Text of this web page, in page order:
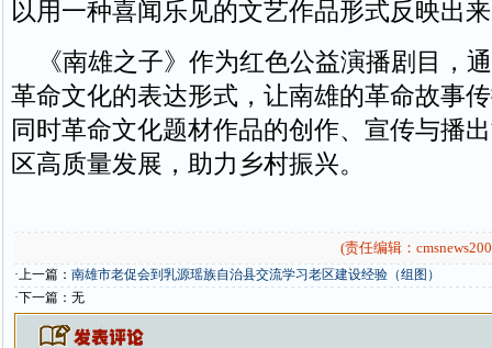
以用一种喜闻乐见的文艺作品形式反映出
《南雄之子》作为红色公益演播剧目，
革命文化的表达形式，让南雄的革命故事
同时革命文化题材作品的创作、宣传与播
区高质量发展，助力乡村振兴。
(责任编辑：
·上一篇： 南雄市老促会到乳源瑶族自治县交流学习老区建设经验（组图）
·下一篇：无